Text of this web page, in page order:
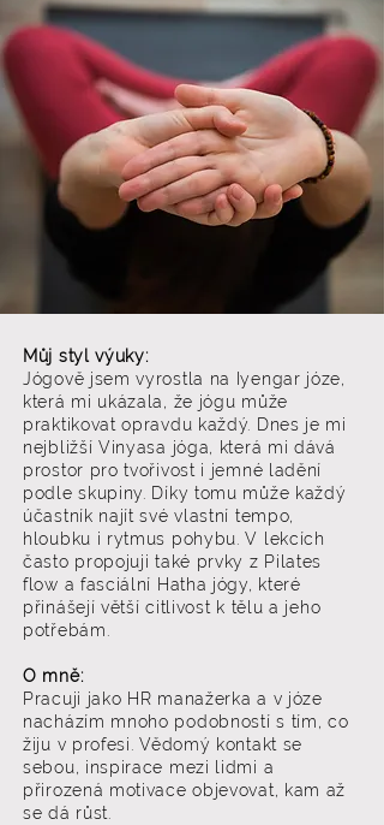
Můj styl výuky:
Jógově jsem vyrostla na Iyengar józe,
která mi ukázala, že jógu může
praktikovat opravdu každý. Dnes je mi
nejbližší Vinyasa jóga, která mi dává
prostor pro tvořivost i jemné ladění
podle skupiny. Díky tomu může každý
účastník najít své vlastní tempo,
hloubku i rytmus pohybu. V lekcích
často propojuji také prvky z Pilates
flow a fasciální Hatha jógy, které
přinášejí větší citlivost k tělu a jeho
potřebám.
O mně:
Pracuji jako HR manažerka a v józe
nacházím mnoho podobností s tím, co
žiju v profesi. Vědomý kontakt se
sebou, inspirace mezi lidmi a
přirozená motivace objevovat, kam až
se dá růst.